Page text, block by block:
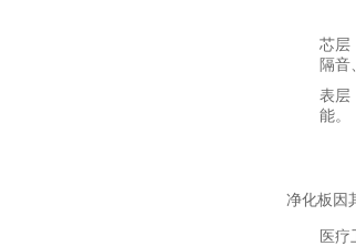
芯层
隔音
表层
能。
净化板因
医疗